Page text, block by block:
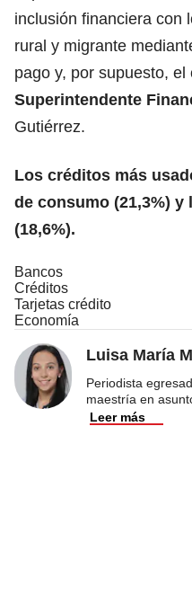
inclusión financiera con
rural y migrante
pago y, por supuesto, el
Superintendente
Gutiérrez.
Los créditos más
de consumo (21,3%)
(18,6%).
Bancos
Créditos
Tarjetas crédito
Economía
Luisa María
Periodista
maestría en
Leer más